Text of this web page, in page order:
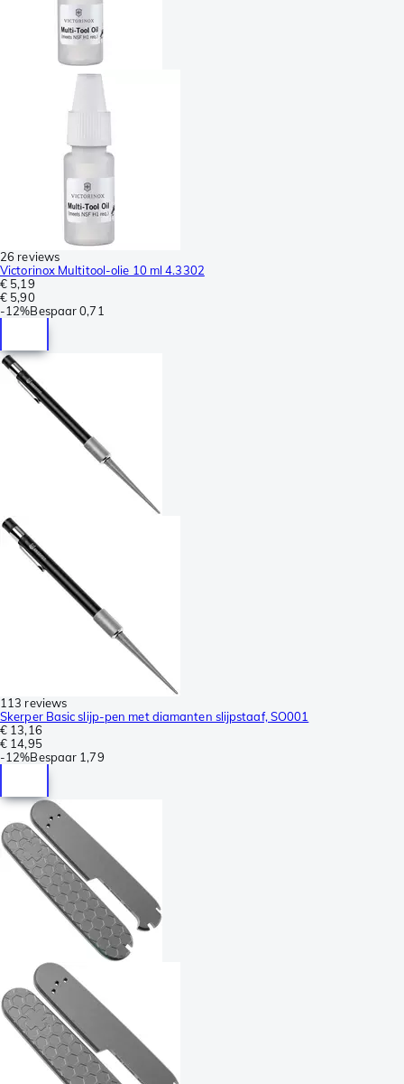
26 reviews
Victorinox Multitool-olie 10 ml 4.3302
€ 5,19
€ 5,90
-12%Bespaar 0,71
113 reviews
Skerper Basic slijp-pen met diamanten slijpstaaf, SO001
€ 13,16
€ 14,95
-12%Bespaar 1,79